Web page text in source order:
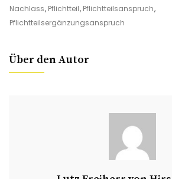
Nachlass, Pflichtteil, Pflichtteilsanspruch,
Pflichtteilsergänzungsanspruch
Über den Autor